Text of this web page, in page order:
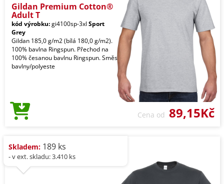
Gildan Premium Cotton®
Adult T
kód výrobku:gi4100sp-3xl Sport
Grey
Gildan 185,0 g/m2 (bílá 180,0 g/m2).
100% bavlna Ringspun. Přechod na
100% česanou bavlnu Ringspun. Směs
bavlny/polyeste
Cena od 89,15Kč
Skladem: 189 ks
- v ext. skladu: 3.410 ks